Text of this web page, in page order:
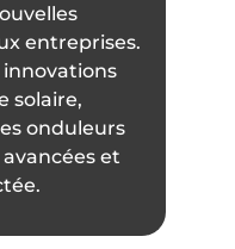
entreprises.
innovations
solaire,
onduleurs
et